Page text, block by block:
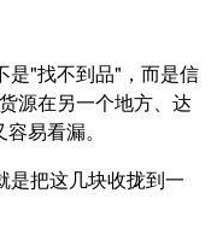
是"找不到品"，而是信
源在另一个地方、达
易看漏。
是把这几块收拢到一